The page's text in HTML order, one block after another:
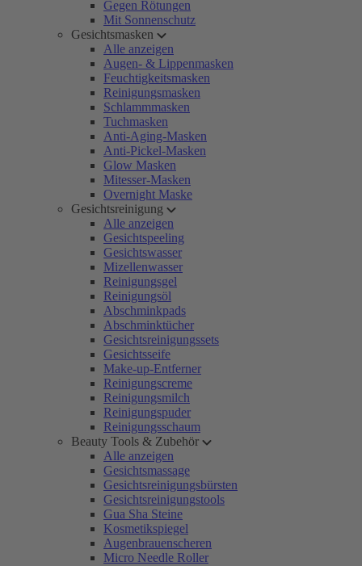
Gegen Rötungen
Mit Sonnenschutz
Gesichtsmasken
Alle anzeigen
Augen- & Lippenmasken
Feuchtigkeitsmasken
Reinigungsmasken
Schlammmasken
Tuchmasken
Anti-Aging-Masken
Anti-Pickel-Masken
Glow Masken
Mitesser-Masken
Overnight Maske
Gesichtsreinigung
Alle anzeigen
Gesichtspeeling
Gesichtswasser
Mizellenwasser
Reinigungsgel
Reinigungsöl
Abschminkpads
Abschminktücher
Gesichtsreinigungssets
Gesichtsseife
Make-up-Entferner
Reinigungscreme
Reinigungsmilch
Reinigungspuder
Reinigungsschaum
Beauty Tools & Zubehör
Alle anzeigen
Gesichtsmassage
Gesichtsreinigungsbürsten
Gesichtsreinigungstools
Gua Sha Steine
Kosmetikspiegel
Augenbrauenscheren
Micro Needle Roller